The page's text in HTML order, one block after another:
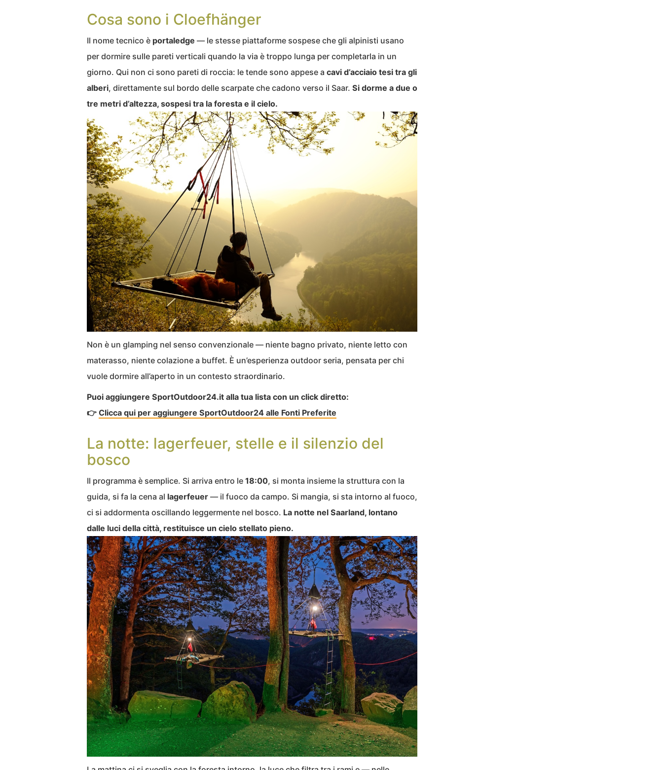
Cosa sono i Cloefhänger
Il nome tecnico è portaledge — le stesse piattaforme sospese che gli alpinisti usano
per dormire sulle pareti verticali quando la via è troppo lunga per completarla in un
giorno. Qui non ci sono pareti di roccia: le tende sono appese a cavi d’acciaio tesi tra gli
alberi, direttamente sul bordo delle scarpate che cadono verso il Saar. Si dorme a due o
tre metri d’altezza, sospesi tra la foresta e il cielo.
Non è un glamping nel senso convenzionale — niente bagno privato, niente letto con
materasso, niente colazione a buffet. È un’esperienza outdoor seria, pensata per chi
vuole dormire all’aperto in un contesto straordinario.
Puoi aggiungere SportOutdoor24.it alla tua lista con un click diretto:
👉 Clicca qui per aggiungere SportOutdoor24 alle Fonti Preferite
La notte: lagerfeuer, stelle e il silenzio del
bosco
Il programma è semplice. Si arriva entro le 18:00, si monta insieme la struttura con la
guida, si fa la cena al lagerfeuer — il fuoco da campo. Si mangia, si sta intorno al fuoco,
ci si addormenta oscillando leggermente nel bosco. La notte nel Saarland, lontano
dalle luci della città, restituisce un cielo stellato pieno.